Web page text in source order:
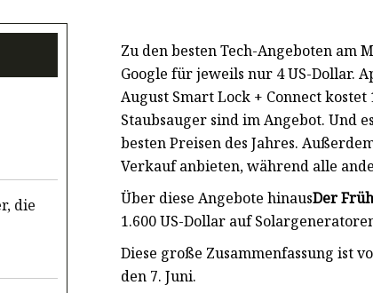
die
Zu den besten Tech-Angeboten am
Google für jeweils nur 4 US-Dollar.
August Smart Lock + Connect
Staubsauger sind im Angebot. Und
besten Preisen des Jahres.
Verkauf anbieten, während alle
Über diese Angebote hinausDer
1.600 US-Dollar auf
Diese große Zusammenfassung ist
den 7. Juni.